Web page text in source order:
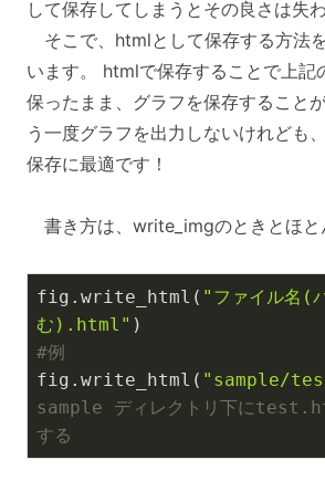
して保存してしまうとその良さは失
そこで、htmlとして保存する方法
います。 htmlで保存することで上記
保ったまま、グラフを保存すること
う一度グラフを出力しないけれども
保存に最適です！
書き方は、write_imgのときとほと
fig.write_html( "ファイル名(
む).html"
#例
fig.write_html( "sample/
sample ディレクトリ下に
する